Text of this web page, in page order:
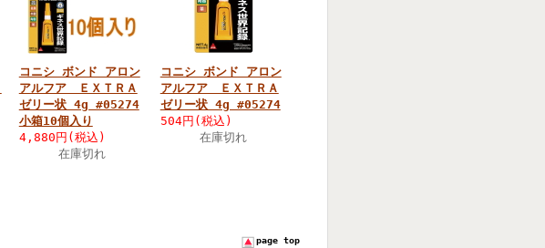
コニシ ボンド アロン
アルフア ＥＸＴＲＡ
ゼリー状 4g #05274
小箱10個入り
4,880円(税込)
在庫切れ
コニシ ボンド アロン
アルフア ＥＸＴＲＡ
ゼリー状 4g #05274
504円(税込)
在庫切れ
page top